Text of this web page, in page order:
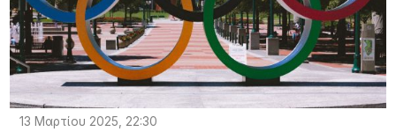
13 Μαρτίου 2025, 22:30